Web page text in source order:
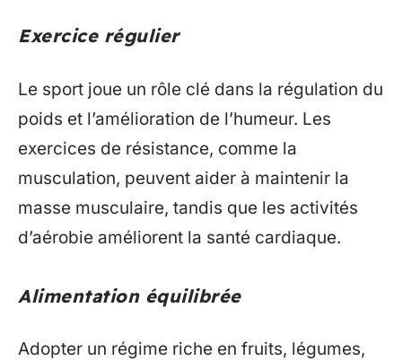
Exercice régulier
Le sport joue un rôle clé dans la régulation du
poids et l’amélioration de l’humeur. Les
exercices de résistance, comme la
musculation, peuvent aider à maintenir la
masse musculaire, tandis que les activités
d’aérobie améliorent la santé cardiaque.
Alimentation équilibrée
Adopter un régime riche en fruits, légumes,